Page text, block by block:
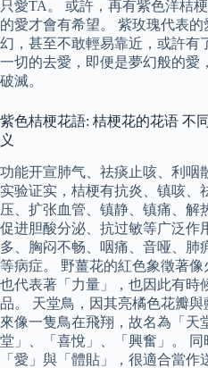
只愛TA。 或許，再有紫色洋桔
的愛才會有希望。 紫玫瑰代表
幻，甚至不敢輕易靠近，或許有
一切的去愛，即便是夢幻般的愛
破滅。
紫色桔梗花語: 桔梗花的花语 不
义
功能开宣肺气、祛痰止咳、利咽
实验证实，桔梗有抗炎、镇咳、
压、扩张血管、镇静、镇痛、解
促进胆酸分泌、抗过敏等广泛作
多、胸闷不畅、咽痛、音哑、肺
等病症。 野薑花的紅色象徵著像
也代表著「力量」，也因此有時
品。 天堂鳥，因其亮橘色花瓣
來像一隻鳥在飛翔，故名為「天
堂」、「喜悅」、「興奮」。 同
「愛」與「體貼」，很適合當作